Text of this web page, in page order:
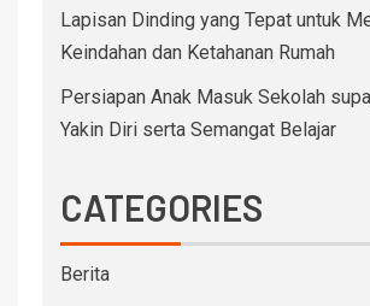
Lapisan Dinding yang Tepat untuk
Keindahan dan Ketahanan Rumah
Persiapan Anak Masuk Sekolah
Yakin Diri serta Semangat Belajar
CATEGORIES
Berita